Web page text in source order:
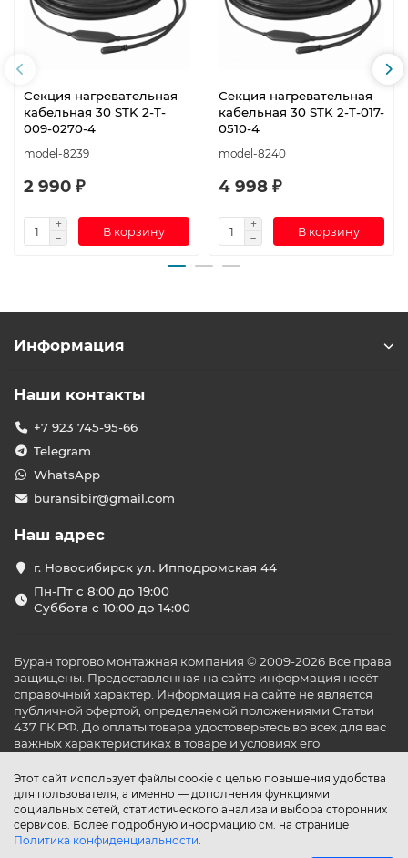
Секция нагревательная
кабельная 30 STK 2-T-
009-0270-4
model-8239
2 990 ₽
В корзину
Секция нагревательная
кабельная 30 STK 2-T-017-
0510-4
model-8240
4 998 ₽
В корзину
Этот сайт использует файлы cookie с целью повышения удобства
для пользователя, а именно — дополнения функциями
социальных сетей, статистического анализа и выбора сторонних
сервисов. Более подробную информацию см. на странице
Политика конфиденциальности.
Информация
Наши контакты
+7 923 745-95-66
Telegram
WhatsApp
buransibir@gmail.com
Наш адрес
г. Новосибирск ул. Ипподромская 44
Пн-Пт с 8:00 до 19:00
Суббота с 10:00 до 14:00
Буран торгово монтажная компания © 2009-2026 Все права
защищены. Предоставленная на сайте информация несёт
справочный характер. Информация на сайте не является
публичной офертой, определяемой положениями Статьи
437 ГК РФ. До оплаты товара удостоверьтесь во всех для вас
важных характеристиках в товаре и условиях его